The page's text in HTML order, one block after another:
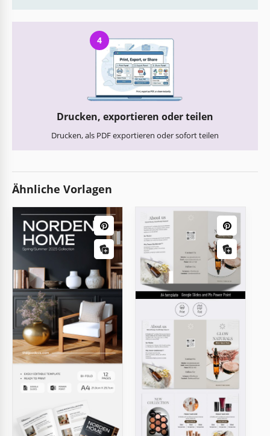
4
Drucken, exportieren oder teilen
Drucken, als PDF exportieren oder sofort teilen
Ähnliche Vorlagen